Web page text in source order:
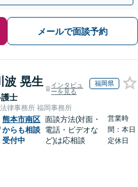
メールで面談予約
波 晃生
士
インタビュ
ーを見る
福岡県
律事務所 福岡事務所
熊本市南区
からも相談
受付中
面談方法(対面・
電話・ビデオな
ど)は応相談
営業時
間：本日
定休日